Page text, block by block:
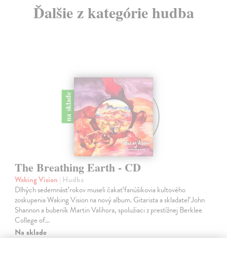
Ďalšie z kategórie hudba
na sklade
The Breathing Earth - CD
Waking Vision | Hudba
Dlhých sedemnásť rokov museli čakať fanúšikovia kultového
zoskupenia Waking Vision na nový album. Gitarista a skladateľ John
Shannon a bubeník Martin Valihora, spolužiaci z prestížnej Berklee
College of…
Na sklade